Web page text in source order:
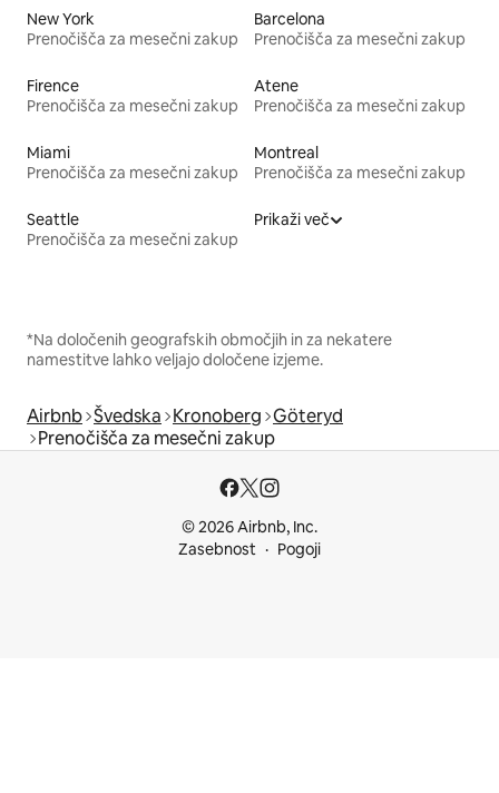
New York
Prenočišča za mesečni zakup
Barcelona
Prenočišča za mesečni zakup
Firence
Prenočišča za mesečni zakup
Atene
Prenočišča za mesečni zakup
Miami
Prenočišča za mesečni zakup
Montreal
Prenočišča za mesečni zakup
Seattle
Prenočišča za mesečni zakup
Prikaži več
*Na določenih geografskih območjih in za nekatere
namestitve lahko veljajo določene izjeme.
Airbnb Švedska Kronoberg Göteryd
Prenočišča za mesečni zakup
© 2026 Airbnb, Inc.
Zasebnost
Pogoji